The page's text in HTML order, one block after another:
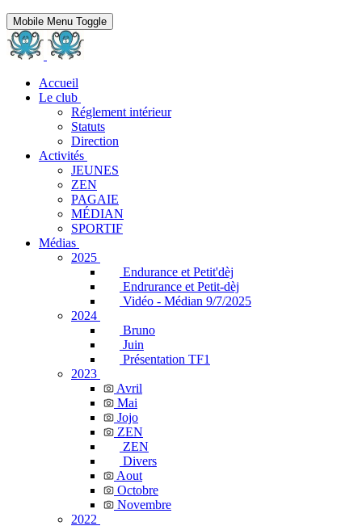
Mobile Menu Toggle
Accueil
Le club
Réglement intérieur
Statuts
Direction
Activités
JEUNES
ZEN
PAGAIE
MÉDIAN
SPORTIF
Médias
2025
Endurance et Petit'dèj
Endrurance et Petit-dèj
Vidéo - Médian 9/7/2025
2024
Bruno
Juin
Présentation TF1
2023
Avril
Mai
Jojo
ZEN
ZEN
Divers
Aout
Octobre
Novembre
2022